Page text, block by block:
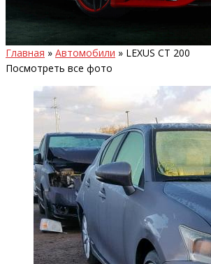
Главная » Автомобили » LEXUS CT 200
Посмотреть все фото